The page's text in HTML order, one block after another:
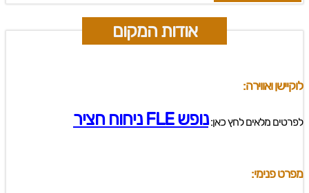
אודות המקום
לוקיישן ואווירה:
לפרטים מלאים לחץ כאן:נופש FLE ניחוח חציר
מפרט פנימי: